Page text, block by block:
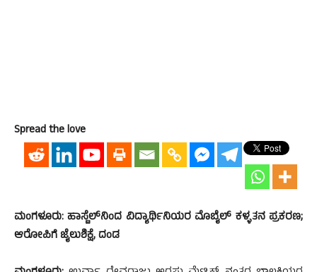
Spread the love
ಮಂಗಳೂರು: ಹಾಸ್ಟೆಲ್‌ನಿಂದ ವಿದ್ಯಾರ್ಥಿನಿಯರ ಮೊಬೈಲ್ ಕಳ್ಳತನ ಪ್ರಕರಣ;
ಆರೋಪಿಗೆ ಜೈಲುಶಿಕ್ಷೆ, ದಂಡ